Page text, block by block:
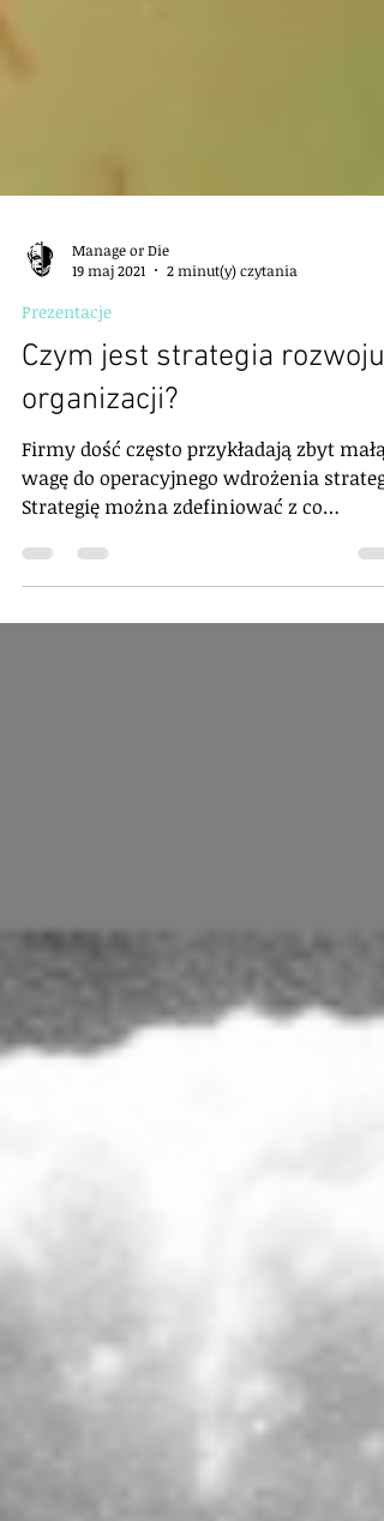
Manage or Die
19 maj 2021
Prezentacje
Czym jest strategia rozwoju
organizacji?
Firmy dość często przykładają zbyt małą
Strategię można zdefiniować z co
najmniej dwóch punktów...